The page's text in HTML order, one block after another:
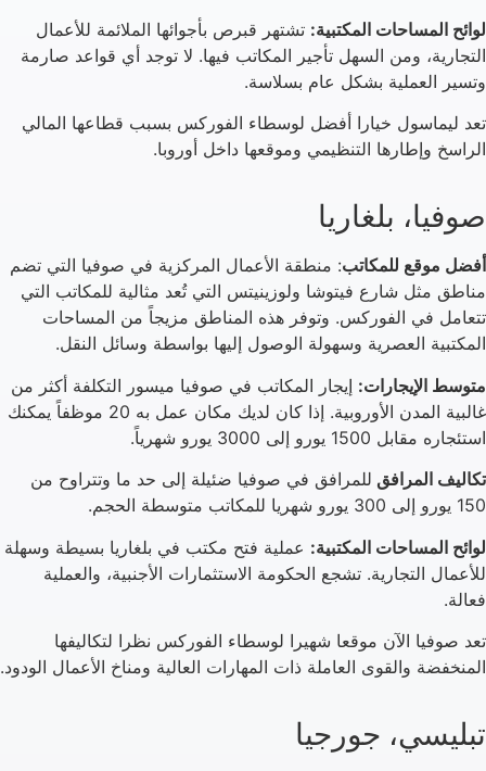
لوائح المساحات المكتبية: تشتهر قبرص بأجوائها الملائمة للأعمال
التجارية، ومن السهل تأجير المكاتب فيها. لا توجد أي قواعد صارمة
وتسير العملية بشكل عام بسلاسة.
تعد ليماسول خيارا أفضل لوسطاء الفوركس بسبب قطاعها المالي
الراسخ وإطارها التنظيمي وموقعها داخل أوروبا.
صوفيا، بلغاريا
أفضل موقع للمكاتب: منطقة الأعمال المركزية في صوفيا التي تضم
مناطق مثل شارع فيتوشا ولوزينيتس التي تُعد مثالية للمكاتب التي
تتعامل في الفوركس. وتوفر هذه المناطق مزيجاً من المساحات
المكتبية العصرية وسهولة الوصول إليها بواسطة وسائل النقل.
متوسط الإيجارات: إيجار المكاتب في صوفيا ميسور التكلفة أكثر من
غالبية المدن الأوروبية. إذا كان لديك مكان عمل به 20 موظفاً يمكنك
استئجاره مقابل 1500 يورو إلى 3000 يورو شهرياً.
تكاليف المرافق للمرافق في صوفيا ضئيلة إلى حد ما وتتراوح من
150 يورو إلى 300 يورو شهريا للمكاتب متوسطة الحجم.
لوائح المساحات المكتبية: عملية فتح مكتب في بلغاريا بسيطة وسهلة
للأعمال التجارية. تشجع الحكومة الاستثمارات الأجنبية، والعملية
فعالة.
تعد صوفيا الآن موقعا شهيرا لوسطاء الفوركس نظرا لتكاليفها
المنخفضة والقوى العاملة ذات المهارات العالية ومناخ الأعمال الودود.
تبليسي، جورجيا